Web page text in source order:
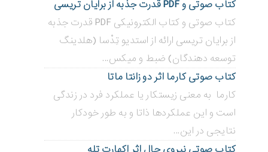
کتاب صوتی و PDF قدرت جذبه از برایان تریسی
کتاب صوتی و کتاب الکترونیکی PDF قدرت جذبه
از برایان تریسی ارائه از استدیو تِدْسا (هلدینگ
توسعه دهندگان) ضبط و میکس...
کتاب صوتی کارما اثر دو زانتا ماتا
کارما به معنی زیستکار یا عملکرد فرد در زندگی
است و این عملکردها ذاتا و به طور خودکار
نتایجی در این...